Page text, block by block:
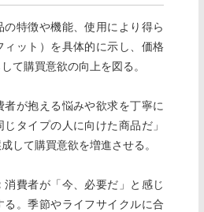
の特徴や機能、使用により得ら
ィット）を具体的に示し、価格
て購買意欲の向上を図る。
者が抱える悩みや欲求を丁寧に
タイプの人に向けた商品だ」
して購買意欲を増進させる。
消費者が「今、必要だ」と感じ
る。季節やライフサイクルに合